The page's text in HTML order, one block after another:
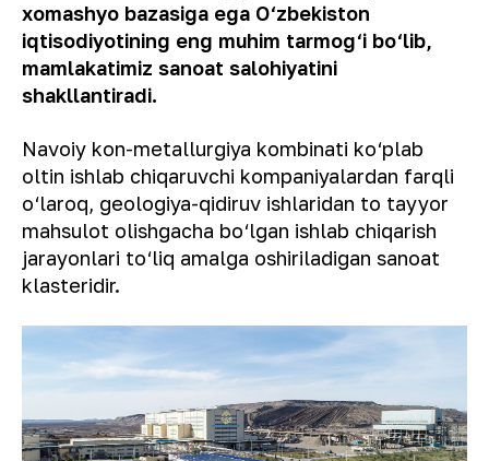
xomashyo bazasiga ega O‘zbekiston
iqtisodiyotining eng muhim tarmog‘i bo‘lib,
mamlakatimiz sanoat salohiyatini
shakllantiradi.
Navoiy kon-metallurgiya kombinati ko‘plab
oltin ishlab chiqaruvchi kompaniyalardan farqli
o‘laroq, geologiya-qidiruv ishlaridan to tayyor
mahsulot olishgacha bo‘lgan ishlab chiqarish
jarayonlari to‘liq amalga oshiriladigan sanoat
klasteridir.